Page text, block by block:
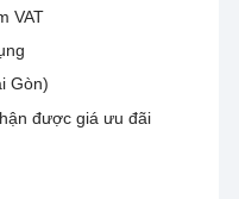
VAT
Gòn)
được giá ưu đãi